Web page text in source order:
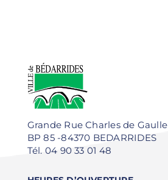
Grande Rue Charles de Gaulle
BP 85 -84370 BEDARRIDES
Tél. 04 90 33 01 48